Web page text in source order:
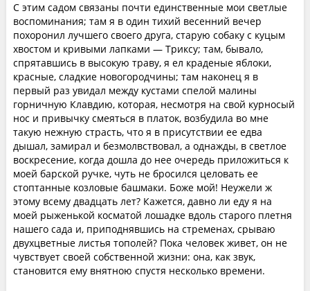
С этим садом связаны почти единственные мои светлые
воспоминания; там я в один тихий весенний вечер
похоронил лучшего своего друга, старую собаку с куцым
хвостом и кривыми лапками — Триксу; там, бывало,
спрятавшись в высокую траву, я ел краденые яблоки,
красные, сладкие новогородчины; там наконец я в
первый раз увидал между кустами спелой малины
горничную Клавдию, которая, несмотря на свой курносый
нос и привычку смеяться в платок, возбудила во мне
такую нежную страсть, что я в присутствии ее едва
дышал, замирал и безмолвствовал, а однажды, в светлое
воскресение, когда дошла до нее очередь приложиться к
моей барской ручке, чуть не бросился целовать ее
стоптанные козловые башмаки. Боже мой! Неужели ж
этому всему двадцать лет? Кажется, давно ли еду я на
моей рыженькой косматой лошадке вдоль старого плетня
нашего сада и, приподнявшись на стременах, срываю
двухцветные листья тополей? Пока человек живет, он не
чувствует своей собственной жизни: она, как звук,
становится ему внятною спустя несколько времени.